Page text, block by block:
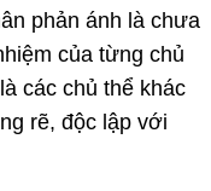
phản ánh là chưa
của từng chủ
các chủ thể khác
rẽ, độc lập với